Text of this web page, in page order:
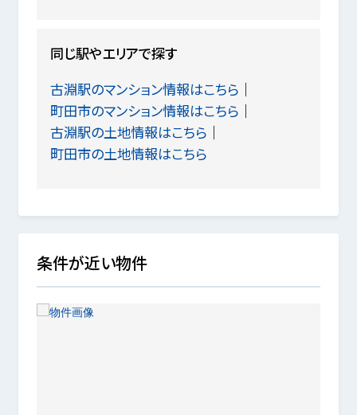
同じ駅やエリアで探す
古淵駅のマンション情報はこちら
町田市のマンション情報はこちら
古淵駅の土地情報はこちら
町田市の土地情報はこちら
条件が近い物件